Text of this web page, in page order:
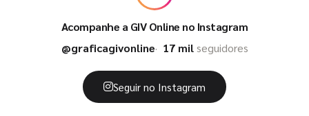
Acompanhe a GIV Online no Instagram
@graficagivonline
17 milseguidores
Seguir no Instagram